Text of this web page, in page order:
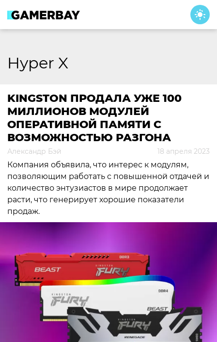
content
Hyper X
KINGSTON ПРОДАЛА УЖЕ 100
МИЛЛИОНОВ МОДУЛЕЙ
ОПЕРАТИВНОЙ ПАМЯТИ С
ВОЗМОЖНОСТЬЮ РАЗГОНА
Александр Бэй 18 апреля 2023
Компания объявила, что интерес к модулям,
позволяющим работать с повышенной отдачей и
количество энтузиастов в мире продолжает
расти, что генерирует хорошие показатели
продаж.